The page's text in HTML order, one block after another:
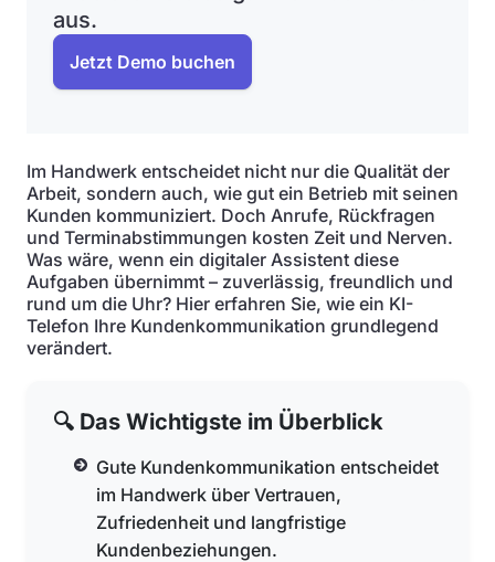
aus.
Jetzt Demo buchen
Im Handwerk entscheidet nicht nur die Qualität der
Arbeit, sondern auch, wie gut ein Betrieb mit seinen
Kunden kommuniziert. Doch Anrufe, Rückfragen
und Terminabstimmungen kosten Zeit und Nerven.
Was wäre, wenn ein digitaler Assistent diese
Aufgaben übernimmt – zuverlässig, freundlich und
rund um die Uhr? Hier erfahren Sie, wie ein KI-
Telefon Ihre Kundenkommunikation grundlegend
verändert.
🔍 Das Wichtigste im Überblick
Gute Kundenkommunikation entscheidet
im Handwerk über Vertrauen,
Zufriedenheit und langfristige
Kundenbeziehungen.